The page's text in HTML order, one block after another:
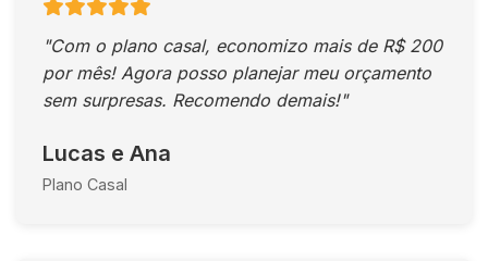
"Com o plano casal, economizo mais de R$ 200
por mês! Agora posso planejar meu orçamento
sem surpresas. Recomendo demais!"
Lucas e Ana
Plano Casal